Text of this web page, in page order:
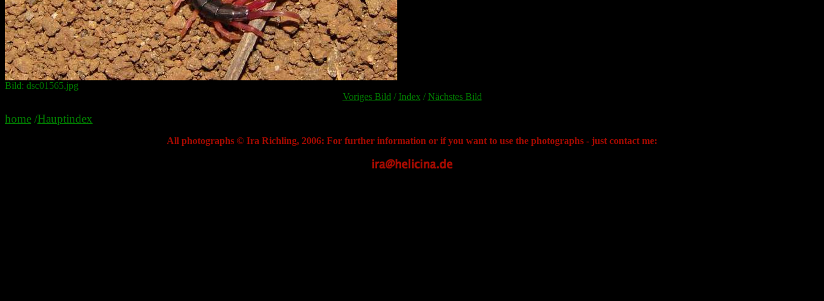
Bild: dsc01565.jpg
Voriges Bild /Index /Nächstes Bild
home /Hauptindex
All photographs © Ira Richling, 2006: For further information or if you want to use the photographs - just contact me: